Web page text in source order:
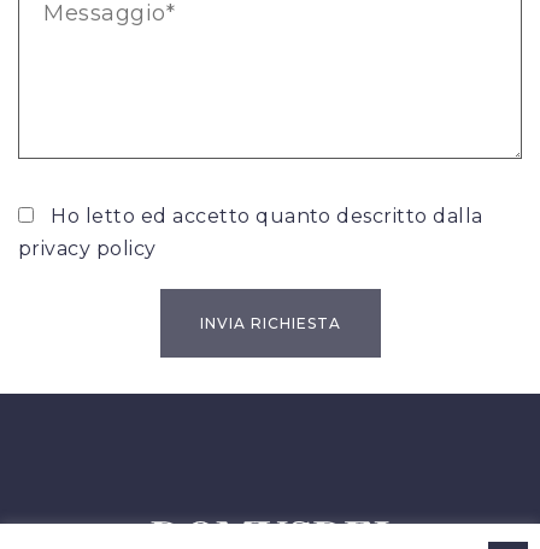
Ho letto ed accetto quanto descritto dalla
privacy policy